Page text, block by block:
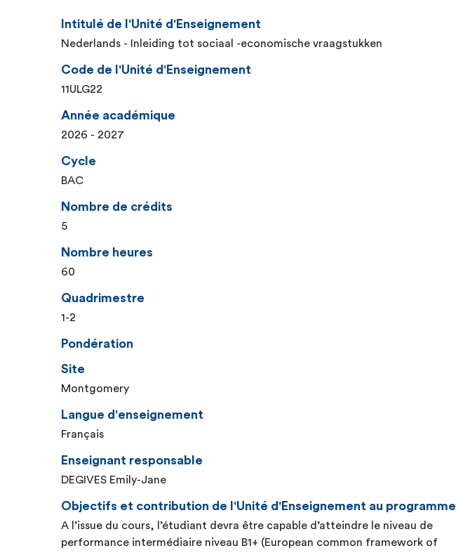
Intitulé de l'Unité d'Enseignement
Nederlands - Inleiding tot sociaal -economische vraagstukken
Code de l'Unité d'Enseignement
11ULG22
Année académique
2026 - 2027
Cycle
BAC
Nombre de crédits
5
Nombre heures
60
Quadrimestre
1-2
Pondération
Site
Montgomery
Langue d'enseignement
Français
Enseignant responsable
DEGIVES Emily-Jane
Objectifs et contribution de l'Unité d'Enseignement au programme
A l’issue du cours, l’étudiant devra être capable d’atteindre le niveau de
performance intermédiaire niveau B1+ (European common framework of